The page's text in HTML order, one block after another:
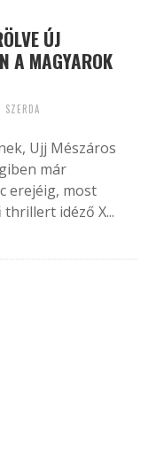
ÚJ
A MAGYAROK
Ujj Mészáros
már
erejéig, most
idéző X...